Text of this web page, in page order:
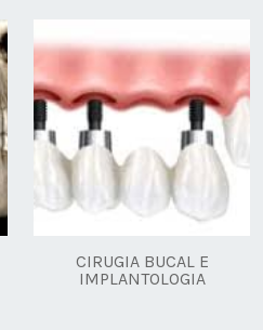
CIRUGIA BUCAL E
IMPLANTOLOGIA